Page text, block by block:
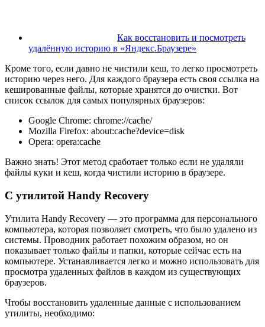
Как восстановить и посмотреть
удалённую историю в «Яндекс.Браузере»
Кроме того, если давно не чистили кеш, то легко просмотреть
историю через него. Для каждого браузера есть своя ссылка на
кешированные файлы, которые хранятся до очистки. Вот
список ссылок для самых популярных браузеров:
Google Chrome: chrome://cache/
Mozilla Firefox: about:cache?device=disk
Opera: opera:cache
Важно знать! Этот метод сработает только если не удаляли
файлы куки и кеш, когда чистили историю в браузере.
С утилитой Handy Recovery
Утилита Handy Recovery — это программа для персонального
компьютера, которая позволяет смотреть, что было удалено из
системы. Проводник работает похожим образом, но он
показывает только файлы и папки, которые сейчас есть на
компьютере. Устанавливается легко и можно использовать для
просмотра удаленных файлов в каждом из существующих
браузеров.
Чтобы восстановить удаленные данные с использованием
утилиты, необходимо: